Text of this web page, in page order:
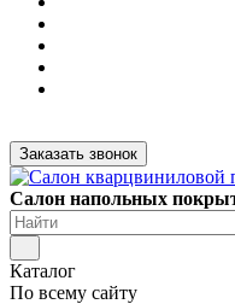
Заказать звонок
Салон напольных
Каталог
По всему сайту